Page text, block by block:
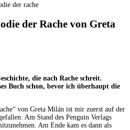
der Rache von Greta
die nach Rache schreit.
Buch schon, bevor ich überhaupt die
von Greta Milán ist mir zuerst auf der
Am Stand des Penguin Verlags
Am Ende kam es dann als